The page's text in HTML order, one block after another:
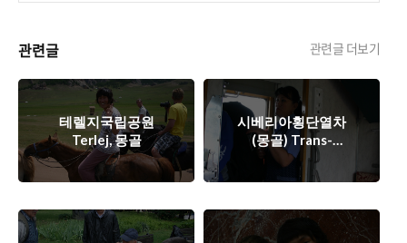
관련글 관련글 더보기
테렐지국립공원
Terlej, 몽골
시베리아횡단열차
(몽골) Trans-
Mongolian, 몽골